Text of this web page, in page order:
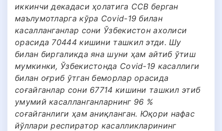
иккинчи декадаси ҳолатига ССВ берган
маълумотларга кўра Covid-19 билан
касалланганлар сони Ўзбекистон ахолиси
орасида 70444 кишини ташкил этди. Шу
билан биргаликда яна шуни ҳам айтиб ўтиш
мумкинки, Ўзбекистонда Covid-19 касаллиги
билан оғриб ўтган беморлар орасида
соғайганлар сони 67714 кишини ташкил этиб
умумий касалланганларнинг 96 %
соғайганлиги ҳам аниқланган. Юқори нафас
йўллари респиратор касалликларининг